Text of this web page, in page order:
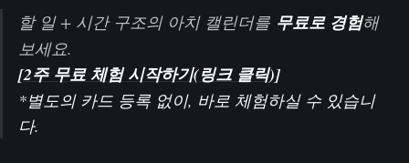
할 일 + 시간 구조의 아치 캘린더를 무료로 경험해
보세요.
[2주 무료 체험 시작하기(링크 클릭)]
*별도의 카드 등록 없이, 바로 체험하실 수 있습니
다.